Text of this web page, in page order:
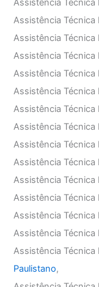
Assistência
Assistência
Assistência Técnica
Assistência
Assistência
Assistência
Assistência Técnica
Assistência Técnica
Assistência Técnica
Assistência Técnica
Assistência
Assistência
Assistência
Assistência
Assistência
Paulistano,